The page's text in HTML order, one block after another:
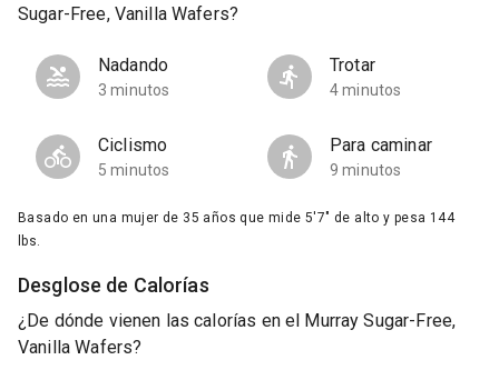
Sugar-Free, Vanilla Wafers?
Nadando
3 minutos
Trotar
4 minutos
Ciclismo
5 minutos
Para caminar
9 minutos
Basado en una mujer de 35 años que mide 5'7" de alto y pesa 144
lbs.
Desglose de Calorías
¿De dónde vienen las calorías en el Murray Sugar-Free,
Vanilla Wafers?